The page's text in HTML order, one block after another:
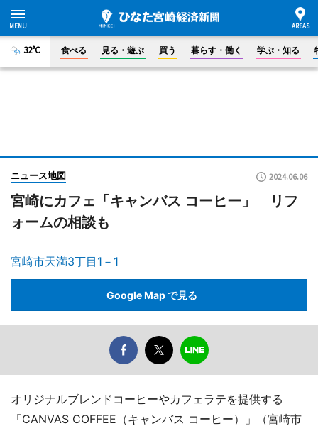
32°C 食べる 見る・遊ぶ 買う 暮らす・働く 学ぶ・知る
ニュース地図 2024.06.06
宮崎にカフェ「キャンバス コーヒー」 リフ
ォームの相談も
宮崎市天満3丁目1－1
Google Map で見る
オリジナルブレンドコーヒーやカフェラテを提供する
「CANVAS COFFEE（キャンバス コーヒー）」（宮崎市